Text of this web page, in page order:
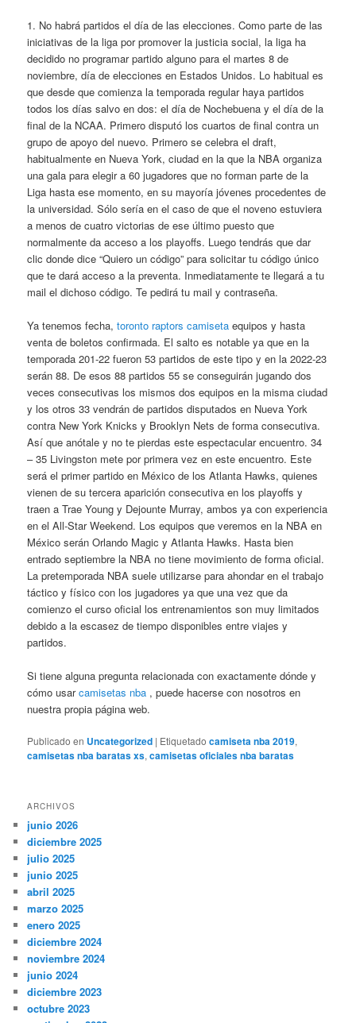
1. No habrá partidos el día de las elecciones. Como parte de las
iniciativas de la liga por promover la justicia social, la liga ha
decidido no programar partido alguno para el martes 8 de
noviembre, día de elecciones en Estados Unidos. Lo habitual es
que desde que comienza la temporada regular haya partidos
todos los días salvo en dos: el día de Nochebuena y el día de la
final de la NCAA. Primero disputó los cuartos de final contra un
grupo de apoyo del nuevo. Primero se celebra el draft,
habitualmente en Nueva York, ciudad en la que la NBA organiza
una gala para elegir a 60 jugadores que no forman parte de la
Liga hasta ese momento, en su mayoría jóvenes procedentes de
la universidad. Sólo sería en el caso de que el noveno estuviera
a menos de cuatro victorias de ese último puesto que
normalmente da acceso a los playoffs. Luego tendrás que dar
clic donde dice “Quiero un código” para solicitar tu código único
que te dará acceso a la preventa. Inmediatamente te llegará a tu
mail el dichoso código. Te pedirá tu mail y contraseña.
Ya tenemos fecha,toronto raptors camiseta equipos y hasta
venta de boletos confirmada. El salto es notable ya que en la
temporada 201-22 fueron 53 partidos de este tipo y en la 2022-23
serán 88. De esos 88 partidos 55 se conseguirán jugando dos
veces consecutivas los mismos dos equipos en la misma ciudad
y los otros 33 vendrán de partidos disputados en Nueva York
contra New York Knicks y Brooklyn Nets de forma consecutiva.
Así que anótale y no te pierdas este espectacular encuentro. 34
– 35 Livingston mete por primera vez en este encuentro. Este
será el primer partido en México de los Atlanta Hawks, quienes
vienen de su tercera aparición consecutiva en los playoffs y
traen a Trae Young y Dejounte Murray, ambos ya con experiencia
en el All-Star Weekend. Los equipos que veremos en la NBA en
México serán Orlando Magic y Atlanta Hawks. Hasta bien
entrado septiembre la NBA no tiene movimiento de forma oficial.
La pretemporada NBA suele utilizarse para ahondar en el trabajo
táctico y físico con los jugadores ya que una vez que da
comienzo el curso oficial los entrenamientos son muy limitados
debido a la escasez de tiempo disponibles entre viajes y
partidos.
Si tiene alguna pregunta relacionada con exactamente dónde y
cómo usarcamisetas nba , puede hacerse con nosotros en
nuestra propia página web.
Publicado en Uncategorized | Etiquetado camiseta nba 2019,
camisetas nba baratas xs,camisetas oficiales nba baratas
ARCHIVOS
junio 2026
diciembre 2025
julio 2025
junio 2025
abril 2025
marzo 2025
enero 2025
diciembre 2024
noviembre 2024
junio 2024
diciembre 2023
octubre 2023